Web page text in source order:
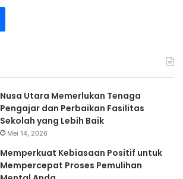
Nusa Utara Memerlukan Tenaga
Pengajar dan Perbaikan Fasilitas
Sekolah yang Lebih Baik
Mei 14, 2026
Memperkuat Kebiasaan Positif untuk
Mempercepat Proses Pemulihan